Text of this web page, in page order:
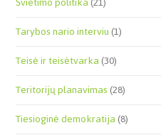
Tarybos nario interviu(1)
Teisė ir teisėtvarka(30)
Teritorijų planavimas(28)
Tiesioginė demokratija(8)